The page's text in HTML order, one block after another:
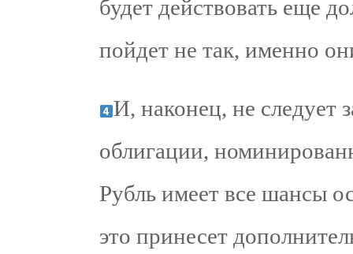
будет действовать еще
пойдет не так, именно
И, наконец, не следует
облигации,
Рубль имеет все шансы
это принесет